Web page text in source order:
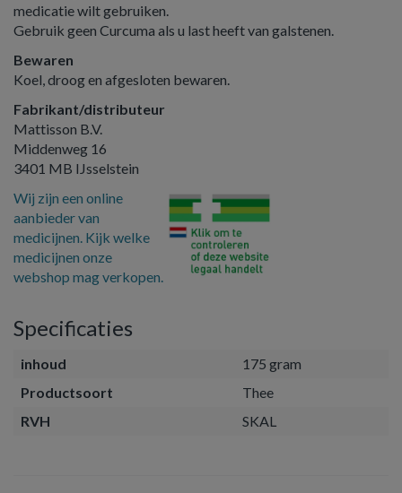
medicatie wilt gebruiken.
Gebruik geen Curcuma als u last heeft van galstenen.
Bewaren
Koel, droog en afgesloten bewaren.
Fabrikant/distributeur
Mattisson B.V.
Middenweg 16
3401 MB IJsselstein
Wij zijn een online
aanbieder van
medicijnen. Kijk welke
medicijnen onze
webshop mag verkopen.
Specificaties
inhoud
175 gram
Productsoort
Thee
RVH
SKAL